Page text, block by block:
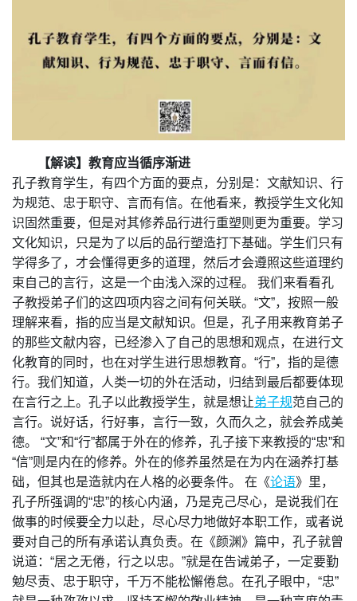
【解读】 教育应当循序渐进
孔子教育学生，有四个方面的要点，分别是：文献知识、行
为规范、忠于职守、言而有信。在他看来，教授学生文化知
识固然重要，但是对其修养品行进行重塑则更为重要。学习
文化知识，只是为了以后的品行塑造打下基础。学生们只有
学得多了，才会懂得更多的道理，然后才会遵照这些道理约
束自己的言行，这是一个由浅入深的过程。 我们来看看孔
子教授弟子们的这四项内容之间有何关联。“文”，按照一般
理解来看，指的应当是文献知识。但是，孔子用来教育弟子
的那些文献内容，已经渗入了自己的思想和观点，在进行文
化教育的同时，也在对学生进行思想教育。“行”，指的是德
行。我们知道，人类一切的外在活动，归结到最后都要体现
在言行之上。孔子以此教授学生，就是想让弟子规范自己的
言行。说好话，行好事，言行一致，久而久之，就会养成美
德。 “文”和“行”都属于外在的修养，孔子接下来教授的“忠”和
“信”则是内在的修养。外在的修养虽然是在为内在涵养打基
础，但其也是造就内在人格的必要条件。 在《论语》里，
孔子所强调的“忠”的核心内涵，乃是克己尽心，是说我们在
做事的时候要全力以赴，尽心尽力地做好本职工作，或者说
要对自己的所有承诺认真负责。在《颜渊》篇中，孔子就曾
说道：“居之无倦，行之以忠。”就是在告诫弟子，一定要勤
勉尽责、忠于职守，千万不能松懈倦怠。在孔子眼中，“忠”